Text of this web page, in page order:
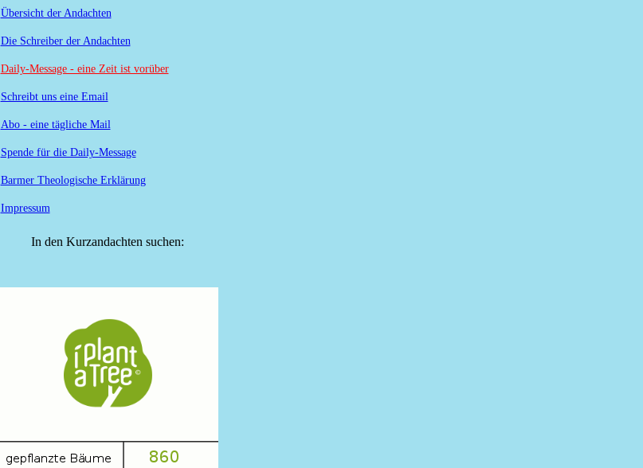
Übersicht der Andachten
Die Schreiber der Andachten
Daily-Message - eine Zeit ist vorüber
Schreibt uns eine Email
Abo - eine tägliche Mail
Spende für die Daily-Message
Barmer Theologische Erklärung
Impressum
In den Kurzandachten suchen: